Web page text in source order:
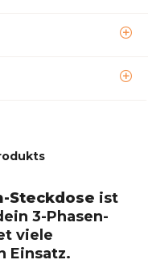
Steckdose ist
3-Phasen-
viele
Einsatz.